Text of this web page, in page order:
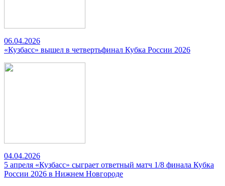
06.04.2026
«Кузбасс» вышел в четвертьфинал Кубка России 2026
04.04.2026
5 апреля «Кузбасс» сыграет ответный матч 1/8 финала Кубка
России 2026 в Нижнем Новгороде